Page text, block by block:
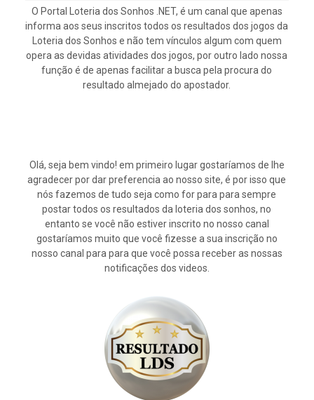
O Portal Loteria dos Sonhos .NET, é um canal que apenas
informa aos seus inscritos todos os resultados dos jogos da
Loteria dos Sonhos e não tem vínculos algum com quem
opera as devidas atividades dos jogos, por outro lado nossa
função é de apenas facilitar a busca pela procura do
resultado almejado do apostador.
Olá, seja bem vindo! em primeiro lugar gostaríamos de lhe
agradecer por dar preferencia ao nosso site, é por isso que
nós fazemos de tudo seja como for para para sempre
postar todos os resultados da loteria dos sonhos, no
entanto se você não estiver inscrito no nosso canal
gostaríamos muito que você fizesse a sua inscrição no
nosso canal para para que você possa receber as nossas
notificações dos videos.